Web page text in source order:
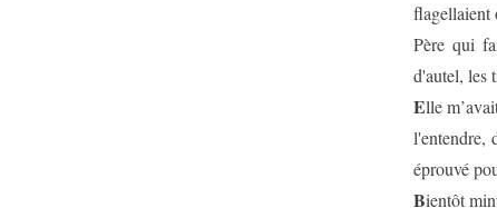
flagellaient
Père qui
d'autel, les
Elle
l'entendre,
éprouvé
Bientôt